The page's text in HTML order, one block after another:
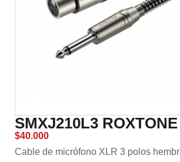
SMXJ210L3 ROXTONE
$40.000
Cable de micrófono XLR 3 polos